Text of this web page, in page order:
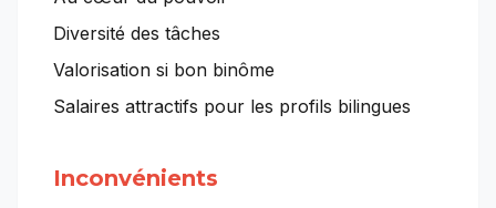
Diversité des tâches
Valorisation si bon binôme
Salaires attractifs pour les profils bilingues
Inconvénients